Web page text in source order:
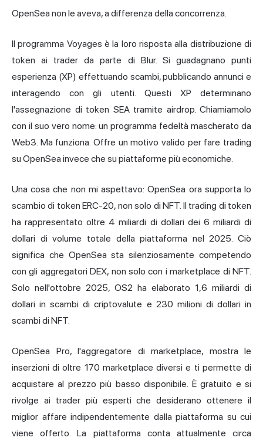
OpenSea non le aveva, a differenza della concorrenza.
Il programma Voyages è la loro risposta alla distribuzione di
token ai trader da parte di Blur. Si guadagnano punti
esperienza (XP) effettuando scambi, pubblicando annunci e
interagendo con gli utenti. Questi XP determinano
l'assegnazione di token SEA tramite airdrop. Chiamiamolo
con il suo vero nome: un programma fedeltà mascherato da
Web3. Ma funziona. Offre un motivo valido per fare trading
su OpenSea invece che su piattaforme più economiche.
Una cosa che non mi aspettavo: OpenSea ora supporta lo
scambio di token ERC-20, non solo di NFT. Il trading di token
ha rappresentato oltre 4 miliardi di dollari dei 6 miliardi di
dollari di volume totale della piattaforma nel 2025. Ciò
significa che OpenSea sta silenziosamente competendo
con gli aggregatori DEX, non solo con i marketplace di NFT.
Solo nell'ottobre 2025, OS2 ha elaborato 1,6 miliardi di
dollari in scambi di criptovalute e 230 milioni di dollari in
scambi di NFT.
OpenSea Pro, l'aggregatore di marketplace, mostra le
inserzioni di oltre 170 marketplace diversi e ti permette di
acquistare al prezzo più basso disponibile. È gratuito e si
rivolge ai trader più esperti che desiderano ottenere il
miglior affare indipendentemente dalla piattaforma su cui
viene offerto. La piattaforma conta attualmente circa